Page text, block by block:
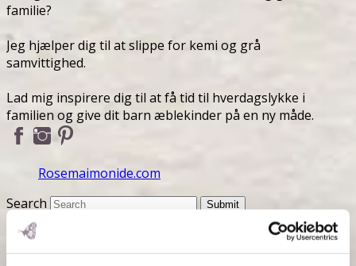
familie?
Jeg hjælper dig til at slippe for kemi og grå
samvittighed.
Lad mig inspirere dig til at få tid til hverdagslykke i
familien og give dit barn æblekinder på en ny måde.
Rosemaimonide.com
Search
Submit